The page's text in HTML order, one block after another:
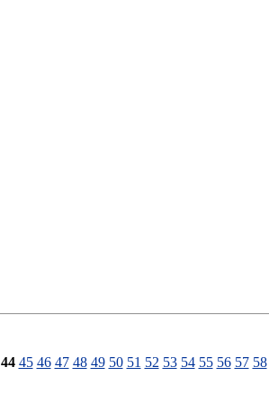
44 45 46 47 48 49 50 51 52 53 54 55 56 57 58